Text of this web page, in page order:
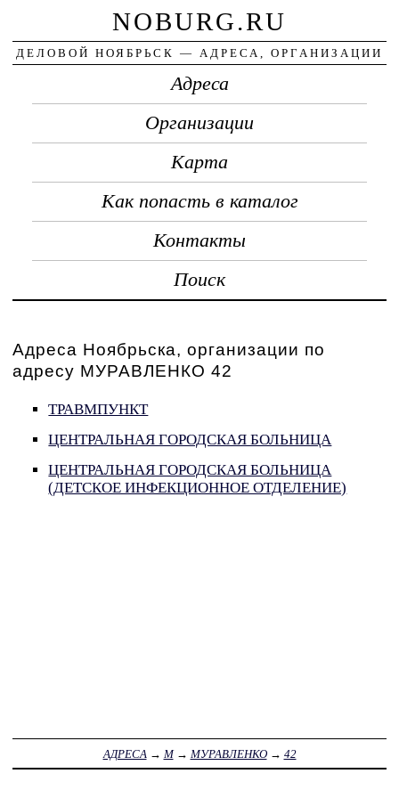
NOBURG.RU
ДЕЛОВОЙ НОЯБРЬСК — АДРЕСА, ОРГАНИЗАЦИИ
Адреса
Организации
Карта
Как попасть в каталог
Контакты
Поиск
Адреса Ноябрьска, организации по
адресу МУРАВЛЕНКО 42
ТРАВМПУНКТ
ЦЕНТРАЛЬНАЯ ГОРОДСКАЯ БОЛЬНИЦА
ЦЕНТРАЛЬНАЯ ГОРОДСКАЯ БОЛЬНИЦА
(ДЕТСКОЕ ИНФЕКЦИОННОЕ ОТДЕЛЕНИЕ)
АДРЕСА → М→ МУРАВЛЕНКО→ 42